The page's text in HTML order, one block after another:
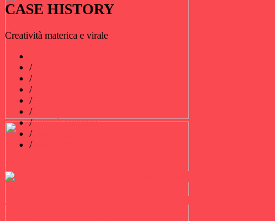
CASE HISTORY
Creatività materica e virale
/art direction
/Copywriter
/Editoria
/Grafica Editoriale
/Graphic design
/Identità aziendali
/Illustrazioni
/impaginazione grafica
View
Mediagraf PLUS: il nuovo corso della
comunicazione aziendale